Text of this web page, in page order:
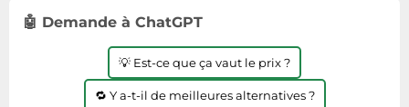
🤖 Demande à ChatGPT
💡 Est-ce que ça vaut le prix ?
🔁 Y a-t-il de meilleures alternatives ?